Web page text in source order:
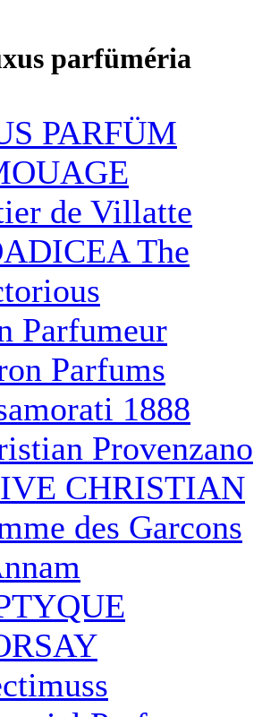
parfüméria
PARFÜM
de Villatte
The
Parfumeur
Parfums
1888
Provenzano
CHRISTIAN
des Garcons